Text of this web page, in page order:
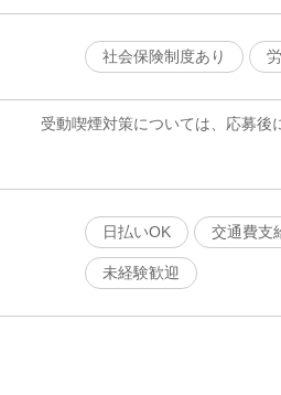
社会保険制度あり
受動喫煙対策については、応募後
日払いOK
交通費支
未経験歓迎